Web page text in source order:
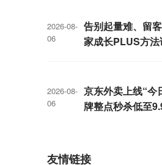
2026-08-
06
告别起量难、留
家成长PLUS方
2026-08-
06
京东外卖上线“今
牌整点秒杀低至
友情链接